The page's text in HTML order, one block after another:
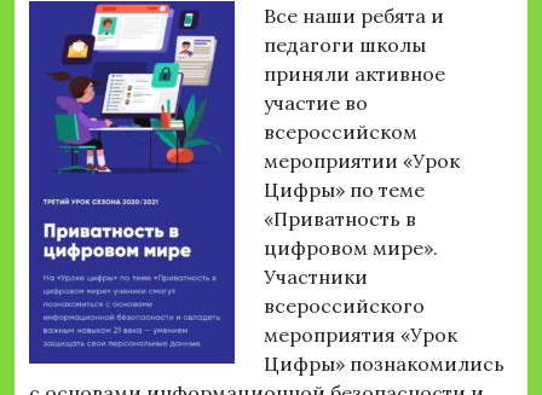
Все наши ребята и
педагоги школы
приняли активное
участие во
всероссийском
мероприятии «Урок
Цифры» по теме
«Приватность в
цифровом мире».
Участники
всероссийского
мероприятия «Урок
Цифры» познакомились